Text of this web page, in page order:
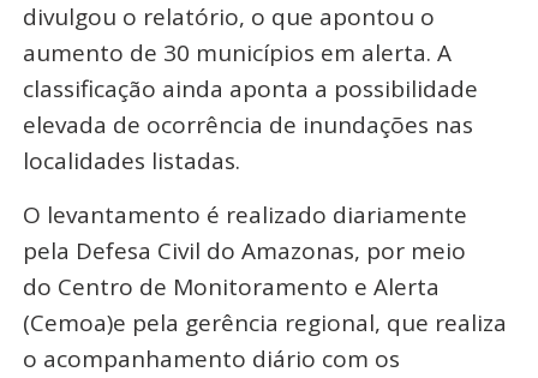
divulgou o relatório, o que apontou o
aumento de 30 municípios em alerta. A
classificação ainda aponta a possibilidade
elevada de ocorrência de inundações nas
localidades listadas.
O levantamento é realizado diariamente
pela Defesa Civil do Amazonas, por meio
do Centro de Monitoramento e Alerta
(Cemoa)e pela gerência regional, que realiza
o acompanhamento diário com os